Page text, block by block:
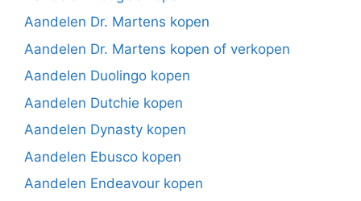
Aandelen Dr. Martens kopen
Aandelen Dr. Martens kopen of verkopen
Aandelen Duolingo kopen
Aandelen Dutchie kopen
Aandelen Dynasty kopen
Aandelen Ebusco kopen
Aandelen Endeavour kopen